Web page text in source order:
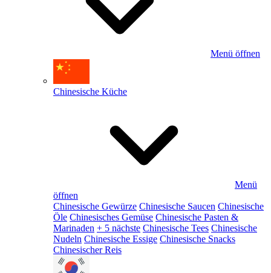
Menü öffnen
Chinesische Küche
Menü
öffnen
Chinesische Gewürze Chinesische Saucen Chinesische
Öle Chinesisches Gemüse Chinesische Pasten &
Marinaden + 5 nächste Chinesische Tees Chinesische
Nudeln Chinesische Essige Chinesische Snacks
Chinesischer Reis